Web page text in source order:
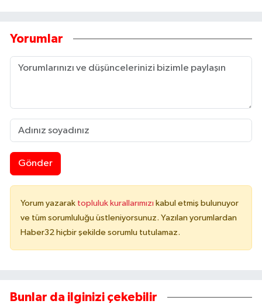
Yorumlar
Gönder
Yorum yazarak topluluk kurallarımızı kabul etmiş bulunuyor
ve tüm sorumluluğu üstleniyorsunuz. Yazılan yorumlardan
Haber32 hiçbir şekilde sorumlu tutulamaz.
Bunlar da ilginizi çekebilir
Türkiye
Yerel
Künye